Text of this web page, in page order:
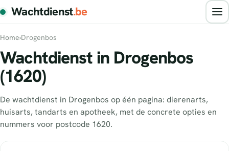
Wachtdienst.be
Home›Drogenbos
Wachtdienst in Drogenbos
(1620)
De wachtdienst in Drogenbos op één pagina: dierenarts,
huisarts, tandarts en apotheek, met de concrete opties en
nummers voor postcode 1620.